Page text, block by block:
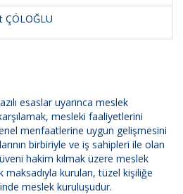
ÇÖLOĞLU
esaslar uyarınca meslek
mesleki faaliyetlerini
menfaatlerine uygun gelişmesini
birbiriyle ve iş sahipleri ile olan
hakim kılmak üzere meslek
maksadıyla kurulan, tüzel kişiliğe
meslek kuruluşudur.